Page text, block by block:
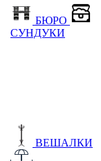
БЮРО
СУНДУКИ
ВЕШАЛКИ